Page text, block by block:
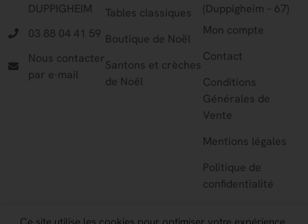
DUPPIGHEIM
03 88 04 41 59
Nous contacter
par e-mail
Tables classiques
Boutique de Noël
Santons et crèches
de Noël
(Duppigheim – 67)
Mon compte
Contact
Conditions
Générales de
Vente
Mentions légales
Politique de
confidentialité